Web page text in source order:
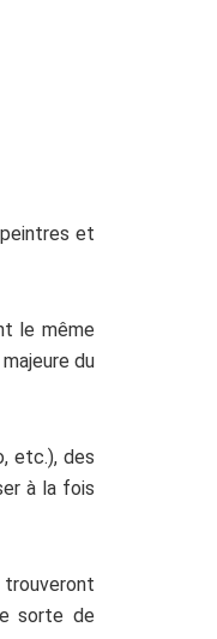
et
le même
du
etc.), des
à la fois
sorte de